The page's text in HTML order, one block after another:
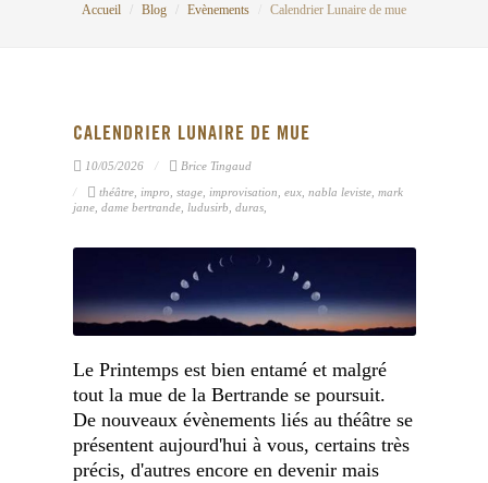
Accueil Blog Evènements Calendrier Lunaire de mue
CALENDRIER LUNAIRE DE MUE
10/05/2026
Brice Tingaud
théâtre, impro, stage, improvisation, eux, nabla leviste, mark
jane, dame bertrande, ludusirb, duras,
Le Printemps est bien entamé et malgré
tout la mue de la Bertrande se poursuit.
De nouveaux évènements liés au théâtre se
présentent aujourd'hui à vous, certains très
précis, d'autres encore en devenir mais